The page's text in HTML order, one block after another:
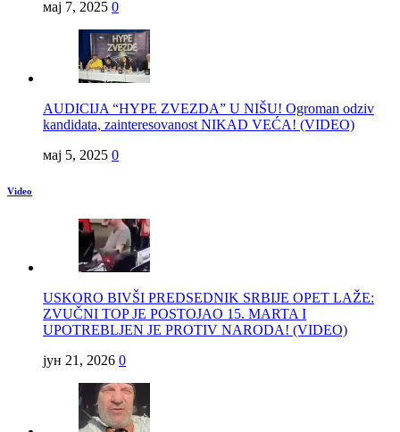
мај 7, 2025 0
AUDICIJA “HYPE ZVEZDA” U NIŠU! Ogroman odziv
kandidata, zainteresovanost NIKAD VEĆA! (VIDEO)
мај 5, 2025 0
Video
USKORO BIVŠI PREDSEDNIK SRBIJE OPET LAŽE:
ZVUČNI TOP JE POSTOJAO 15. MARTA I
UPOTREBLJEN JE PROTIV NARODA! (VIDEO)
јун 21, 2026 0